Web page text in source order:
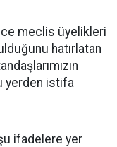
meclis üyelikleri
hatırlatan
yerden istifa
şu ifadelere yer